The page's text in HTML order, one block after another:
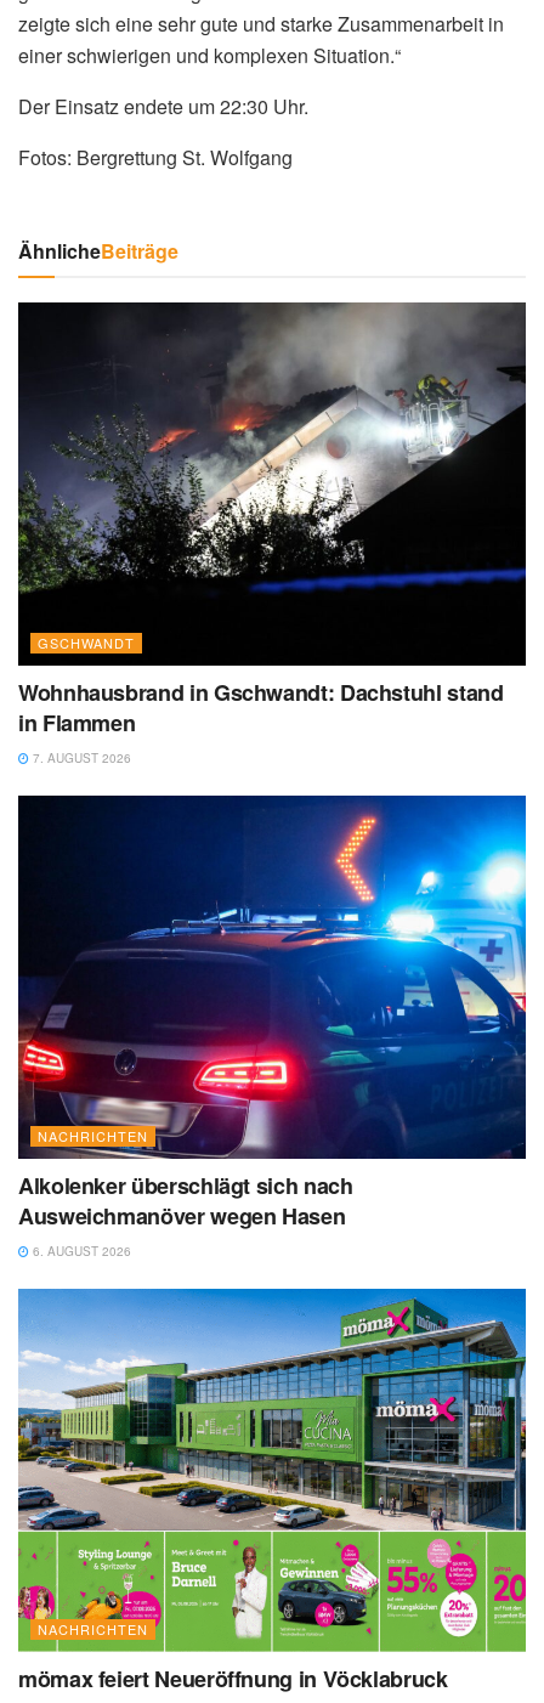
zeigte sich eine sehr gute und starke Zusammenarbeit in
einer schwierigen und komplexen Situation.“
Der Einsatz endete um 22:30 Uhr.
Fotos: Bergrettung St. Wolfgang
ÄhnlicheBeiträge
GSCHWANDT
Wohnhausbrand in Gschwandt: Dachstuhl stand
in Flammen
7. AUGUST 2026
NACHRICHTEN
Alkolenker überschlägt sich nach
Ausweichmanöver wegen Hasen
6. AUGUST 2026
NACHRICHTEN
mömax feiert Neueröffnung in Vöcklabruck